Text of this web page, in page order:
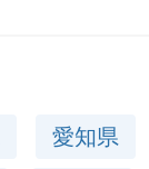
愛知県